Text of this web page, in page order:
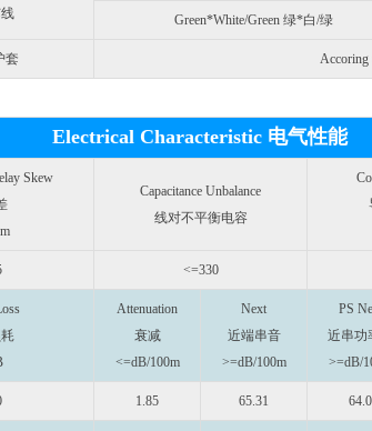
Green*White/Green 绿*白/绿
套 Accoring
Electrical Characteristic 电气性能
Skew
Capacitance Unbalance
线对不平衡电容
<=330
Attenuation
衰减
<=dB/100m
Next
近端串音
>=dB/100m
PS
近串功
>=dB/
1.85 65.31 64.0